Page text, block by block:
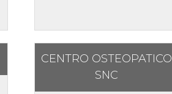
CENTRO OSTEOPATICO
SNC